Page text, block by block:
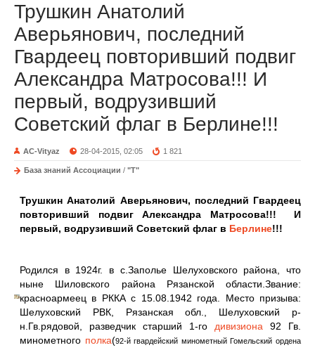
Трушкин Анатолий
Аверьянович, последний
Гвардеец повторивший подвиг
Александра Матросова!!! И
первый, водрузивший
Советский флаг в Берлине!!!
AC-Vityaz 28-04-2015, 02:05 1 821
База знаний Ассоциации / "Т"
Трушкин Анатолий Аверьянович, последний Гвардеец
повторивший подвиг Александра Матросова!!! И
первый, водрузивший Советский флаг в Берлине!!!
Родился в 1924г. в с.Заполье Шелуховского района, что
ныне Шиловского района Рязанской области.Звание:
красноармеец в РККА с 15.08.1942 года. Место призыва:
Шелуховский РВК, Рязанская обл., Шелуховский р-
н.Гв.рядовой, разведчик старший 1-го дивизиона 92 Гв.
минометного полка(92-й гвардейский минометный Гомельский ордена